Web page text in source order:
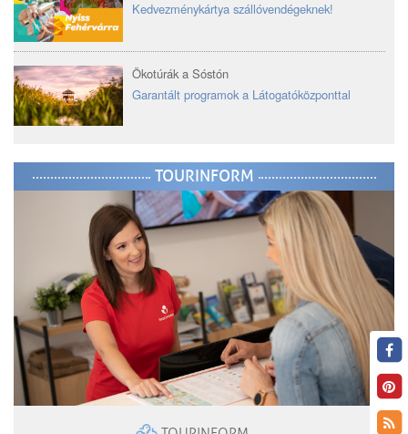
Kedvezménykártya szállóvendégeknek!
Ökotúrák a Sóstón
Garantált programok a Látogatóközponttal
TOURINFORM